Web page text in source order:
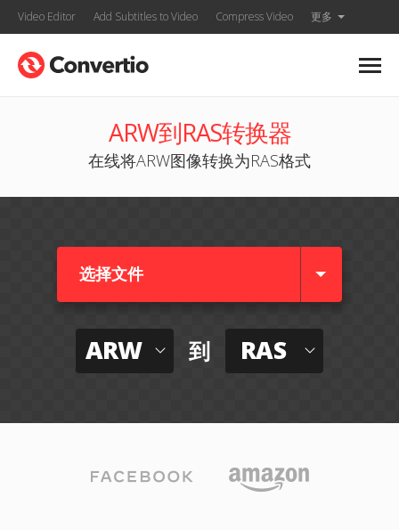
Video Editor Add Subtitles to Video Compress Video 更多
ARW到RAS转换器
在线将ARW图像转换为RAS格式
选择文件
ARW 到 RAS